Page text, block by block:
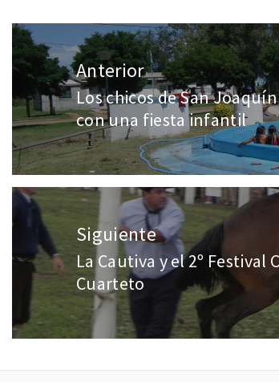
Anterior
Los chicos de San
con una fiesta infantil
Siguiente
La Cautiva y el 2º
Cuarteto